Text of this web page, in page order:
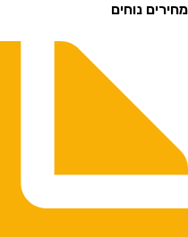
נוחים